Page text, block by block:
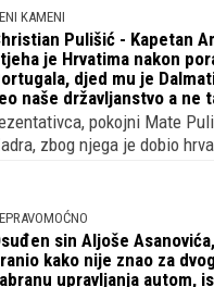
kojoj sude zbog afere
na društvenim mrežama:
KAMENI
Pulišić - Kapetan
je Hrvatima nakon
pokojni Mate
zbog njega je dobio